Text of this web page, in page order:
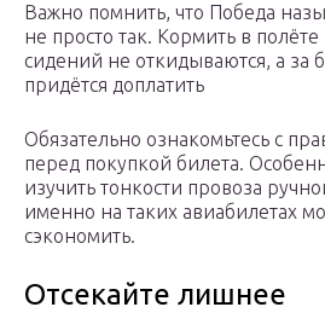
Важно помнить, что Победа
не просто так. Кормить в
сидений не откидываются, а за
придётся доплатить
Обязательно ознакомьтесь с
перед покупкой билета.
изучить тонкости провоза
именно на таких авиабилетах
сэкономить.
Отсекайте лишнее